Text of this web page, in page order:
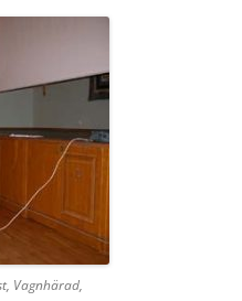
Vagnhärad,